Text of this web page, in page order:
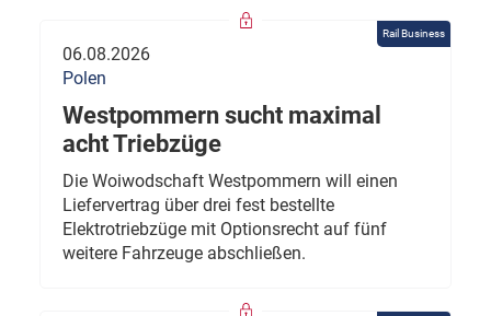
Rail Business
06.08.2026
Polen
Westpommern sucht maximal
acht Triebzüge
Die Woiwodschaft Westpommern will einen
Liefervertrag über drei fest bestellte
Elektrotriebzüge mit Optionsrecht auf fünf
weitere Fahrzeuge abschließen.